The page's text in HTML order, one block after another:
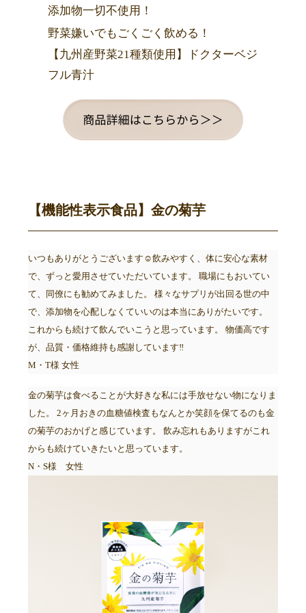
添加物一切不使用！
野菜嫌いでもごくごく飲める！
【九州産野菜21種類使用】ドクターベジ
フル青汁
【機能性表示食品】金の菊芋
いつもありがとうございます☺飲みやすく、体に安心な素材
で、ずっと愛用させていただいています。 職場にもおいてい
て、同僚にも勧めてみました。 様々なサプリが出回る世の中
で、添加物を心配しなくていいのは本当にありがたいです。
これからも続けて飲んでいこうと思っています。 物価高です
が、品質・価格維持も感謝しています‼
M・T様 女性
金の菊芋は食べることが大好きな私には手放せない物になりま
した。 2ヶ月おきの血糖値検査もなんとか笑顔を保てるのも金
の菊芋のおかげと感じています。 飲み忘れもありますがこれ
からも続けていきたいと思っています。
N・S様 女性